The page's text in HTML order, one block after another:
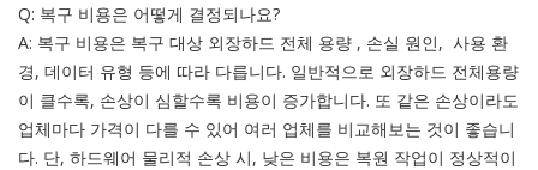
Q: 복구 비용은 어떻게 결정되나요?
A: 복구 비용은 복구 대상 외장하드 전체 용량 , 손실 원인, 사용 환
경, 데이터 유형 등에 따라 다릅니다. 일반적으로 외장하드 전체용량
이 클수록, 손상이 심할수록 비용이 증가합니다. 또 같은 손상이라도
업체마다 가격이 다를 수 있어 여러 업체를 비교해보는 것이 좋습니
다. 단, 하드웨어 물리적 손상 시, 낮은 비용은 복원 작업이 정상적이